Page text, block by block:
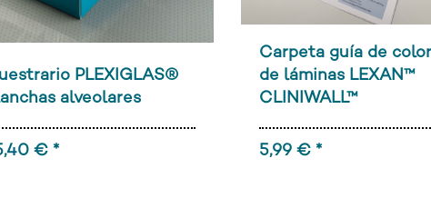
PLEXIGLAS®
alveolares
€ *
Carpeta guía de
de láminas LEXAN™
CLINIWALL™
5,99 € *